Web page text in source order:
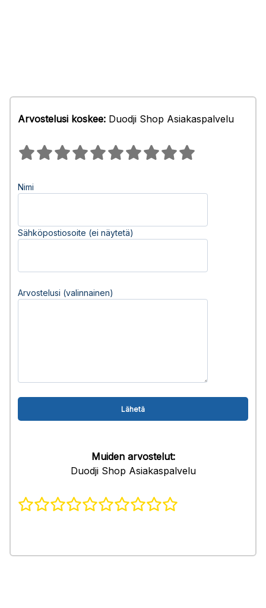
Arvostelusi koskee: Duodji Shop Asiakaspalvelu
Nimi
Sähköpostiosoite (ei näytetä)
Arvostelusi (valinnainen)
Muiden arvostelut:
Duodji Shop Asiakaspalvelu